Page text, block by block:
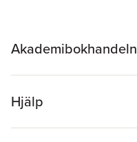
Akademibokhandeln
Hjälp